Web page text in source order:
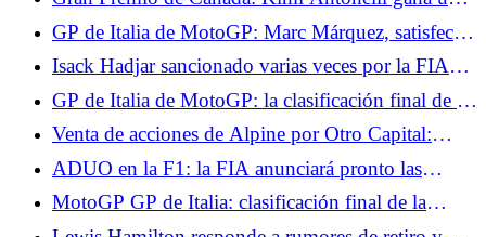
carrera intensa, Russell se retira.
GP de Italia de MotoGP: Marc Márquez, satisfecho
con su carrera al sprint, espera sufrir el domingo
Isack Hadjar sancionado varias veces por la FIA
durante la carrera
GP de Italia de MotoGP: la clasificación final de la
carrera al sprint, Quartararo fuera del Top 10, Jorge
Martín sólido
Venta de acciones de Alpine por Otro Capital:
fracasan las negociaciones entre Renault y
Mercedes
ADUO en la F1: la FIA anunciará pronto las
diferencias entre los fabricantes de motores.
MotoGP GP de Italia: clasificación final de la
carrera, Bezzecchi gana en casa, duplicado para